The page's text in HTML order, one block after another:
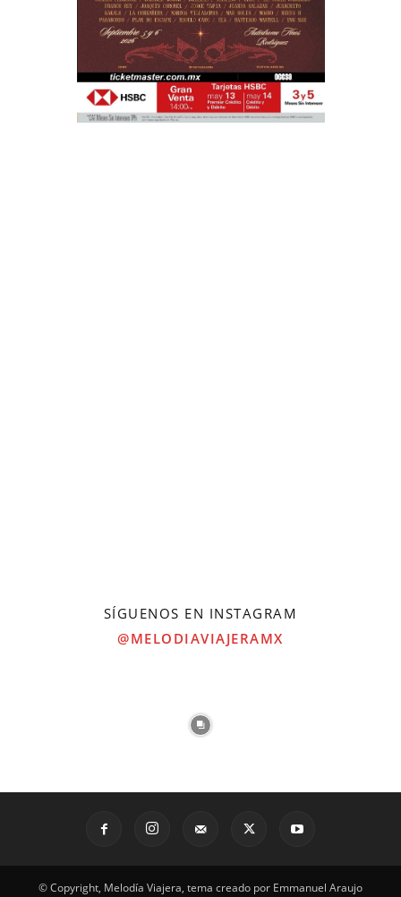
SÍGUENOS EN INSTAGRAM
@MELODIAVIAJERAMX
© Copyright, Melodía Viajera, tema creado por Emmanuel Araujo